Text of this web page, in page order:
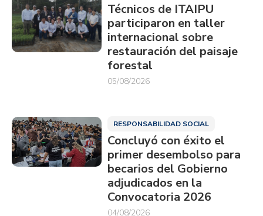
Técnicos de ITAIPU
participaron en taller
internacional sobre
restauración del paisaje
forestal
05/08/2026
RESPONSABILIDAD SOCIAL
Concluyó con éxito el
primer desembolso para
becarios del Gobierno
adjudicados en la
Convocatoria 2026
04/08/2026